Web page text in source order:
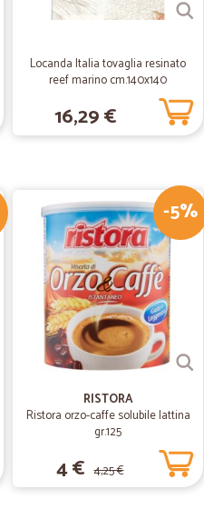
Locanda Italia tovaglia resinato
reef marino cm.140x140
16,29 €
-5%
RISTORA
Ristora orzo-caffe solubile lattina
gr.125
4 € 4,25 €